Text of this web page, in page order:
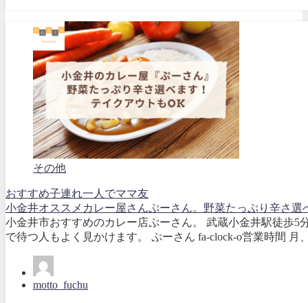
その他
おすすめ子連れ一人でママ友
小金井オススメカレー屋さんぷーさん。野菜たっぷり辛さ選
小金井市おすすめのカレー店ぷーさん。 武蔵小金井駅徒歩
で待つ人もよく見かけます。 ぷーさん fa-clock-o営業時間 月
motto_fuchu